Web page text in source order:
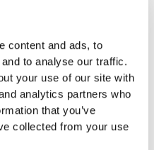
content and ads, to
to analyse our traffic.
your use of our site with
analytics partners who
that you’ve
collected from your use
der
Mit einer klaren
Geschäftsplan
Sie jedoch
in dieser